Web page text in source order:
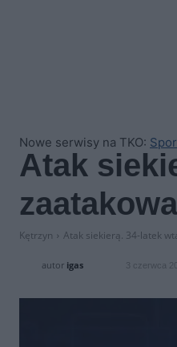
Nowe serwisy na TKO:
Atak
Kętrzyn Atak siekierą. 34-latek
autor igas 3 czerwca